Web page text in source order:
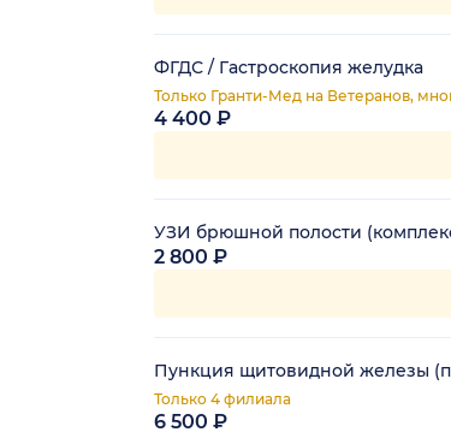
ФГДС / Гастроскопия желудка
Только Гранти-Мед на Ветеранов,
4 400 ₽
УЗИ брюшной полости
2 800 ₽
Пункция щитовидной железы
Только 4 филиала
6 500 ₽